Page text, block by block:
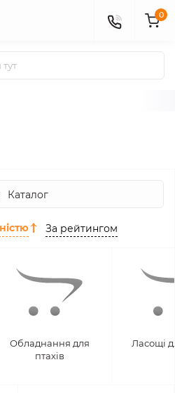
0
Каталог
За рейтингом
Обладнання для
птахів
Ласощі